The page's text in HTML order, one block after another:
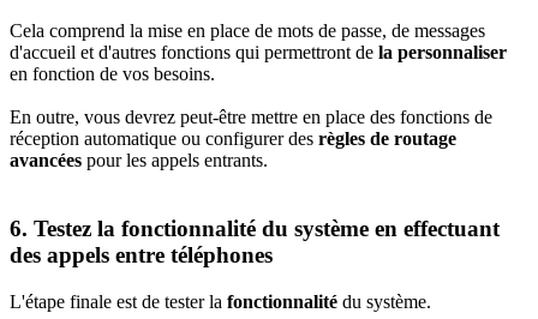
Cela comprend la mise en place de mots de passe, de messages
d'accueil et d'autres fonctions qui permettront de la personnaliser
en fonction de vos besoins.
En outre, vous devrez peut-être mettre en place des fonctions de
réception automatique ou configurer des règles de routage
avancées pour les appels entrants.
6. Testez la fonctionnalité du système en effectuant
des appels entre téléphones
L'étape finale est de tester la fonctionnalité du système.